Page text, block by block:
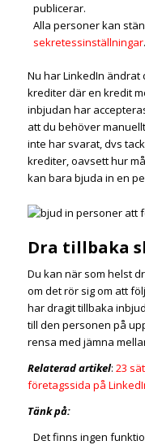
publicerar.
Alla personer kan
sekretessinställningar.
Nu har LinkedIn ändrat
krediter där en kredit
inbjudan har
att du behöver
inte har svarat, dvs
krediter, oavsett hur
kan bara bjuda in en
Dra tillbaka
Du kan när som helst
om det rör sig om att
har dragit tillbaka
till den personen på
rensa med jämna
Relaterad artikel: 23
företagssida på
Tänk på:
Det finns ingen